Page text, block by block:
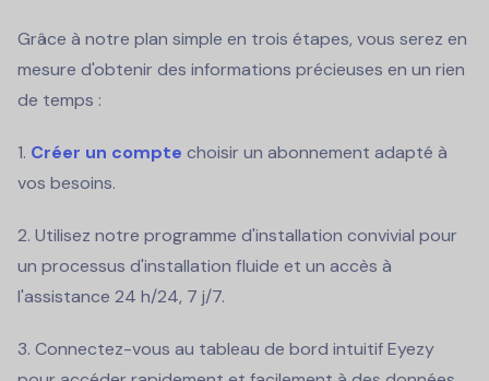
Grâce à notre plan simple en trois étapes, vous serez en
mesure d'obtenir des informations précieuses en un rien
de temps :
1. Créer un compte choisir un abonnement adapté à
vos besoins.
2. Utilisez notre programme d'installation convivial pour
un processus d'installation fluide et un accès à
l'assistance 24 h/24, 7 j/7.
3. Connectez-vous au tableau de bord intuitif Eyezy